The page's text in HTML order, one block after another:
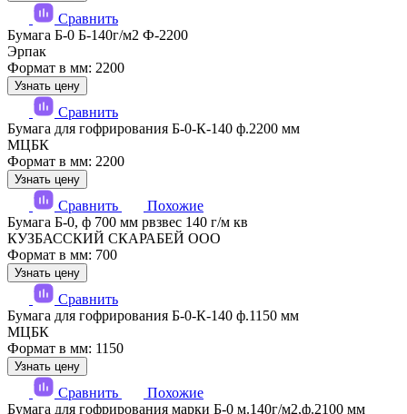
Сравнить
Бумага Б-0 Б-140г/м2 Ф-2200
Эрпак
Формат в мм: 2200
Узнать цену
Сравнить
Бумага для гофрирования Б-0-К-140 ф.2200 мм
МЦБК
Формат в мм: 2200
Узнать цену
Сравнить
Похожие
Бумага Б-0, ф 700 мм рвзвес 140 г/м кв
КУЗБАССКИЙ СКАРАБЕЙ ООО
Формат в мм: 700
Узнать цену
Сравнить
Бумага для гофрирования Б-0-К-140 ф.1150 мм
МЦБК
Формат в мм: 1150
Узнать цену
Сравнить
Похожие
Бумага для гофрирования марки Б-0 м.140г/м2,ф.2100 мм